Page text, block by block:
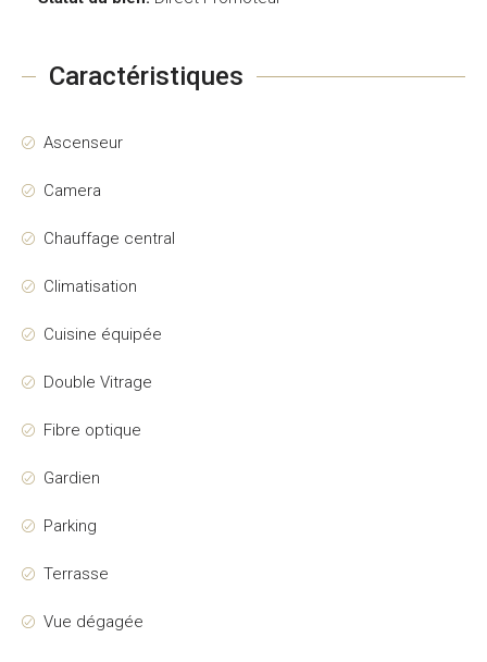
Caractéristiques
Ascenseur
Camera
Chauffage central
Climatisation
Cuisine équipée
Double Vitrage
Fibre optique
Gardien
Parking
Terrasse
Vue dégagée